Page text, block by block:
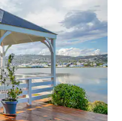
appréciés